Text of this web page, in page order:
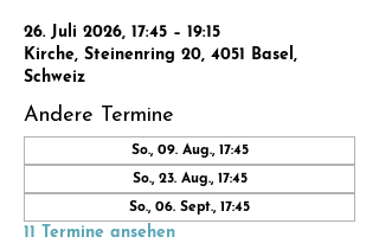
26. Juli 2026, 17:45 – 19:15
Kirche, Steinenring 20, 4051 Basel,
Schweiz
Andere Termine
So., 09. Aug., 17:45
So., 23. Aug., 17:45
So., 06. Sept., 17:45
11 Termine ansehen